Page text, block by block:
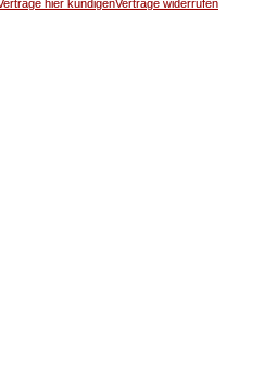
hier kündigenVerträge widerrufen